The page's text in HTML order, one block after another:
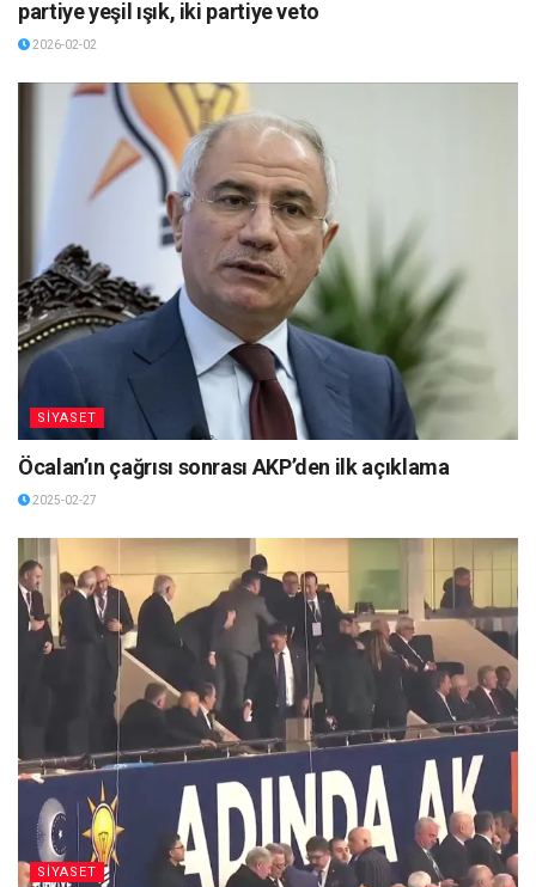
partiye yeşil ışık, iki partiye veto
2026-02-02
SİYASET
Öcalan’ın çağrısı sonrası AKP’den ilk açıklama
2025-02-27
SİYASET